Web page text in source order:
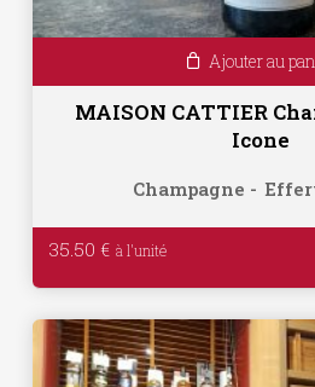
Ajouter au
MAISON CATTIER
Icone
Champagne
35.50 €